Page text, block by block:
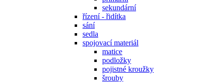
sekundární
řízení - řidítka
sání
sedla
spojovací materiál
matice
podložky
pojistné kroužky
šrouby